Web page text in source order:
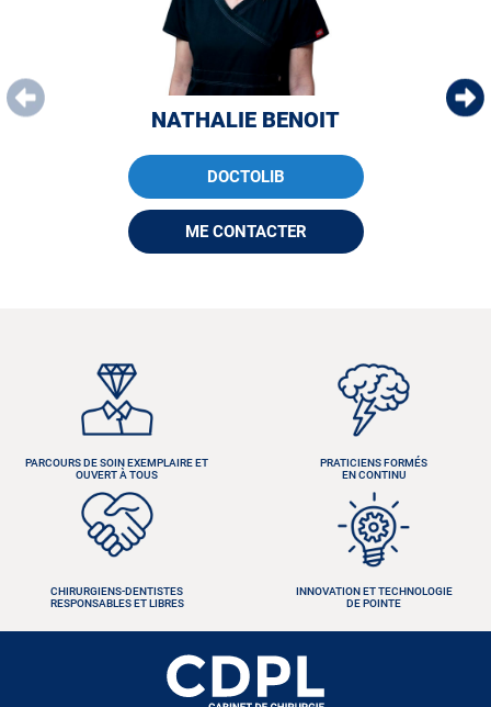
NATHALIE BENOIT
DOCTOLIB
ME CONTACTER
PARCOURS DE SOIN EXEMPLAIRE ET
OUVERT À TOUS
PRATICIENS FORMÉS
EN CONTINU
CHIRURGIENS-DENTISTES
RESPONSABLES ET LIBRES
INNOVATION ET TECHNOLOGIE
DE POINTE